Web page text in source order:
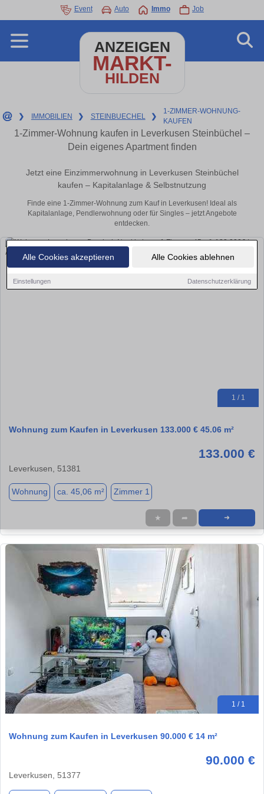
Alle Cookies akzeptieren Alle Cookies ablehnen
Einstellungen Datenschutzerklärung
Event Auto Immo Job
ANZEIGEN
MARKT-
HILDEN
❯ IMMOBILIEN ❯ STEINBUECHEL ❯
1-ZIMMER-WOHNUNG-
KAUFEN
1-Zimmer-Wohnung kaufen in Leverkusen Steinbüchel –
Dein eigenes Apartment finden
Jetzt eine Einzimmerwohnung in Leverkusen Steinbüchel
kaufen – Kapitalanlage & Selbstnutzung
Finde eine 1-Zimmer-Wohnung zum Kauf in Leverkusen! Ideal als
Kapitalanlage, Pendlerwohnung oder für Singles – jetzt Angebote
entdecken.
1 / 1
Wohnung zum Kaufen in Leverkusen 133.000 € 45.06 m²
133.000 €
Leverkusen, 51381
Wohnung ca. 45,06 m² Zimmer 1
★ ➦ ➜
1 / 1
Wohnung zum Kaufen in Leverkusen 90.000 € 14 m²
90.000 €
Leverkusen, 51377